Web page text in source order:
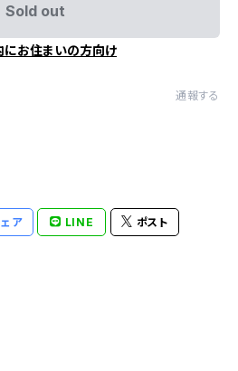
Sold out
にお住まいの方向け
通報する
ア LINE ポスト